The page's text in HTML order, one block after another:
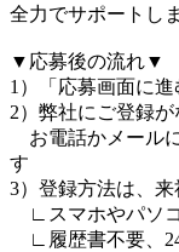
全力でサポートし
▼応募後の流れ▼
1）「応募画面に
2）弊社にご登録が
お電話かメール
す
3）登録方法は、
∟スマホやパソコ
∟履歴書不要、24